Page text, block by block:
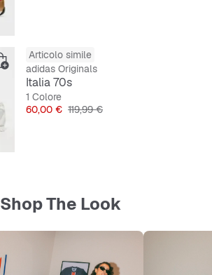
Articolo simile
adidas Originals
Italia 70s
1 Colore
Prezzo
60,00 € Prezzo originale
119,99 €
Shop The Look